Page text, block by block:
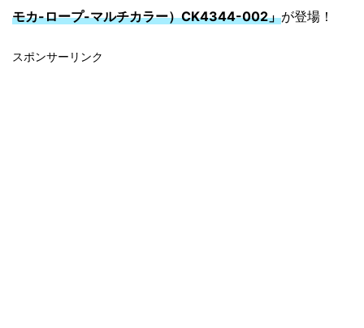
モカ-ロープ-マルチカラー）CK4344-002」が登場！
スポンサーリンク